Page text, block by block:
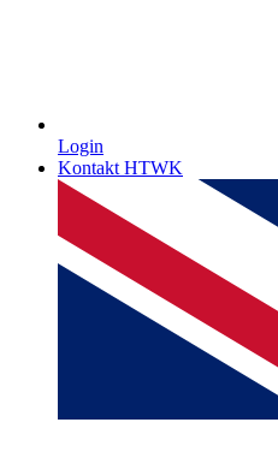
Login
Kontakt HTWK